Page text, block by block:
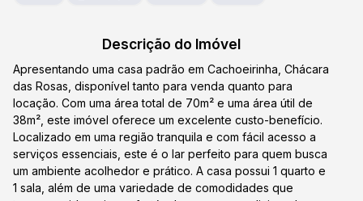
Descrição do Imóvel
Apresentando uma casa padrão em Cachoeirinha, Chácara
das Rosas, disponível tanto para venda quanto para
locação. Com uma área total de 70m² e uma área útil de
38m², este imóvel oferece um excelente custo-benefício.
Localizado em uma região tranquila e com fácil acesso a
serviços essenciais, este é o lar perfeito para quem busca
um ambiente acolhedor e prático. A casa possui 1 quarto e
1 sala, além de uma variedade de comodidades que